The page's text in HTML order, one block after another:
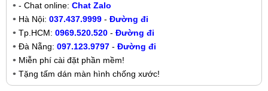
- Chat online: Chat Zalo
Hà Nội: 037.437.9999 - Đường đi
Tp.HCM: 0969.520.520 - Đường đi
Đà Nẵng: 097.123.9797 - Đường đi
Miễn phí cài đặt phần mềm!
Tặng tấm dán màn hình chống xước!